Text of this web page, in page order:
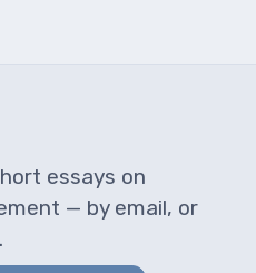
essays on
— by email, or